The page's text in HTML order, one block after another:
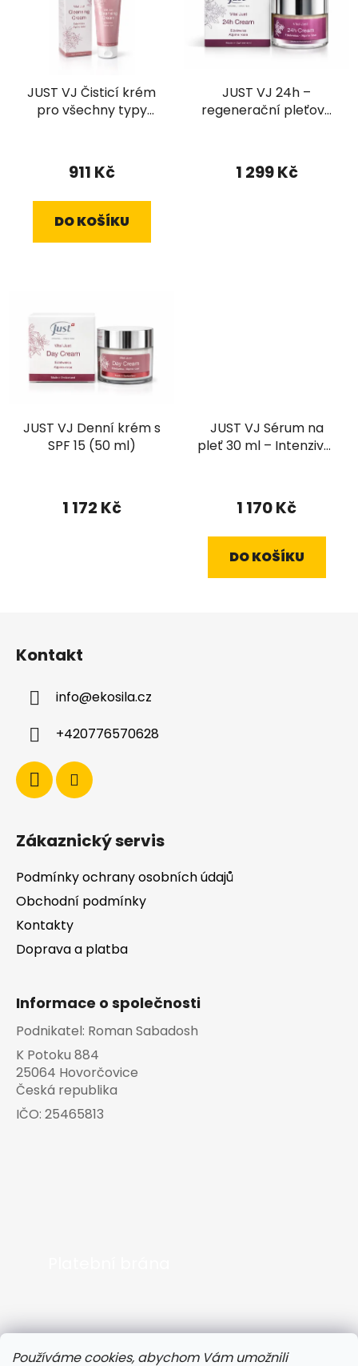
Používáme cookies, abychom Vám umožnili
JUST VJ Čisticí krém
pro všechny typy
911 Kč
DO KOŠÍKU
JUST VJ 24h –
regenerační pleťový
1 299 Kč
JUST VJ Denní krém s
SPF 15 (50 ml)
1 172 Kč
JUST VJ Sérum na
pleť 30 ml – Intenzivní
1 170 Kč
DO KOŠÍKU
Kontakt
info@ekosila.cz
+420776570628
Zákaznický servis
Podmínky ochrany osobních údajů
Obchodní podmínky
Kontakty
Doprava a platba
Informace o společnosti
Podnikatel: Roman Sabadosh
K Potoku 884
25064 Hovorčovice
Česká republika
IČO: 25465813